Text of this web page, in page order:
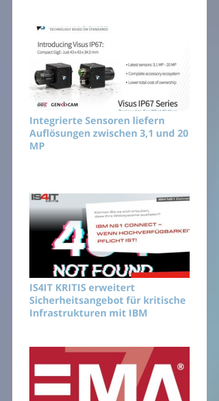
Integrierte Sensoren liefern
Auflösungen zwischen 3,1 und 20
MP
IS4IT KRITIS erweitert
Sicherheitsangebot für kritische
Infrastrukturen mit IBM